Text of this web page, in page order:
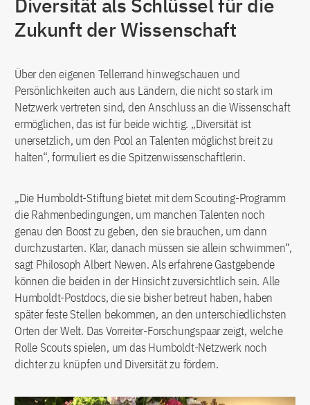
Diversität als Schlüssel für die
Zukunft der Wissenschaft
Über den eigenen Tellerrand hinwegschauen und
Persönlichkeiten auch aus Ländern, die nicht so stark im
Netzwerk vertreten sind, den Anschluss an die Wissenschaft
ermöglichen, das ist für beide wichtig. „Diversität ist
unersetzlich, um den Pool an Talenten möglichst breit zu
halten“, formuliert es die Spitzenwissenschaftlerin.
„Die Humboldt-Stiftung bietet mit dem Scouting-Programm
die Rahmenbedingungen, um manchen Talenten noch
genau den Boost zu geben, den sie brauchen, um dann
durchzustarten. Klar, danach müssen sie allein schwimmen“,
sagt Philosoph Albert Newen. Als erfahrene Gastgebende
können die beiden in der Hinsicht zuversichtlich sein. Alle
Humboldt-Postdocs, die sie bisher betreut haben, haben
später feste Stellen bekommen, an den unterschiedlichsten
Orten der Welt. Das Vorreiter-Forschungspaar zeigt, welche
Rolle Scouts spielen, um das Humboldt-Netzwerk noch
dichter zu knüpfen und Diversität zu fördern.